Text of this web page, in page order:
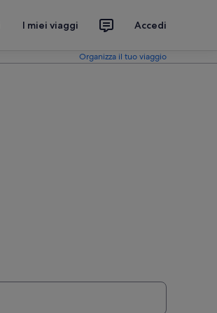
I miei viaggi Accedi
Organizza il tuo viaggio